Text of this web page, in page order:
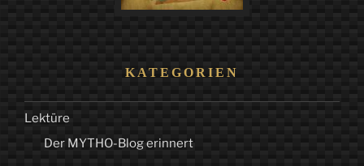
KATEGORIEN
Lektüre
Der MYTHO-Blog erinnert